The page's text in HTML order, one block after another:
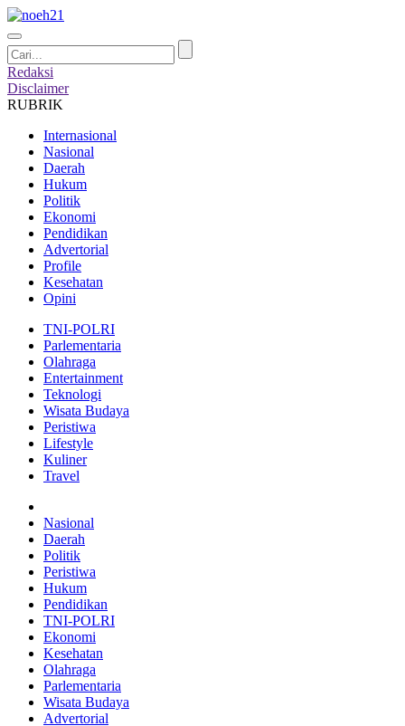
Redaksi
Disclaimer
RUBRIK
Internasional
Nasional
Daerah
Hukum
Politik
Ekonomi
Pendidikan
Advertorial
Profile
Kesehatan
Opini
TNI-POLRI
Parlementaria
Olahraga
Entertainment
Teknologi
Wisata Budaya
Peristiwa
Lifestyle
Kuliner
Travel
Nasional
Daerah
Politik
Peristiwa
Hukum
Pendidikan
TNI-POLRI
Ekonomi
Kesehatan
Olahraga
Parlementaria
Wisata Budaya
Advertorial